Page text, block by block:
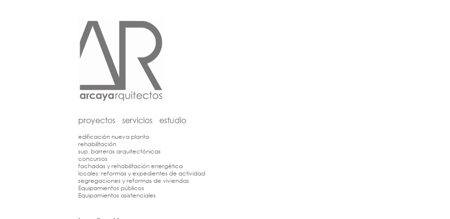
proyectos servicios estudio
edificación nueva planta
rehabilitación
sup. barreras arquitectónicas
concursos
fachadas y rehabilitación energética
locales: reformas y expedientes de actividad
segregaciones y reformas de viviendas
Equipamientos públicos
Equipamientos asistenciales